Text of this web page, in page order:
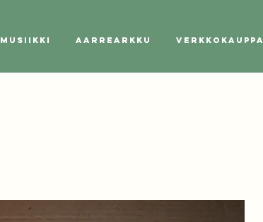
Musiikki Aarrearkku Verkkokauppa